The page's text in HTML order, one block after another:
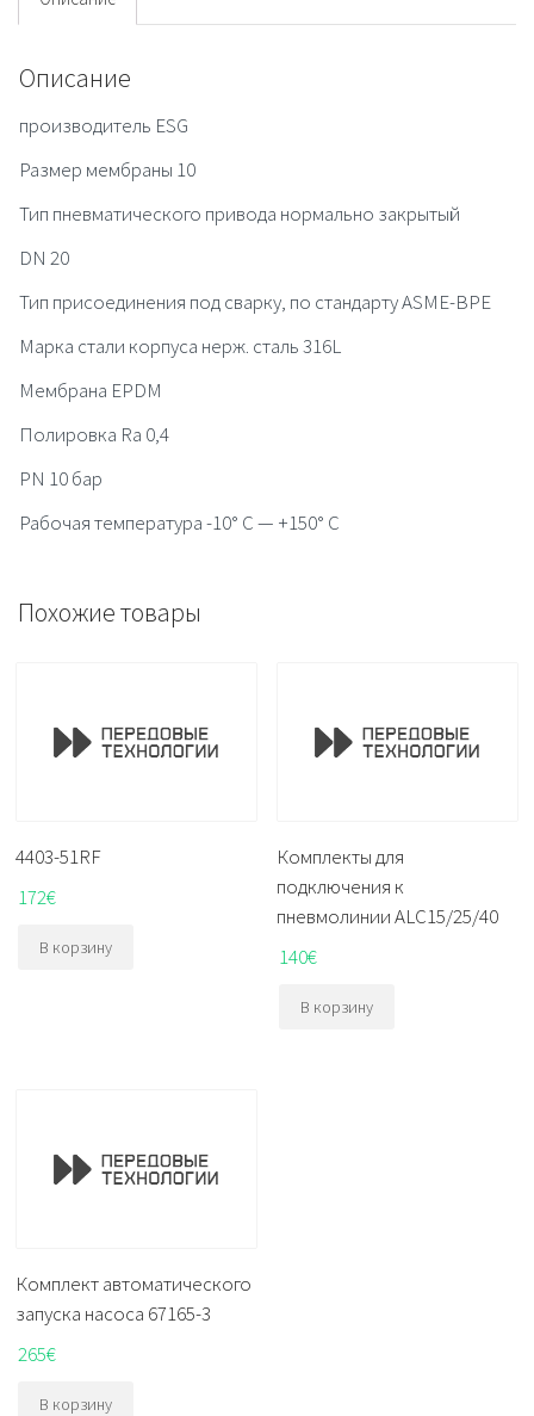
Описание
производитель ESG
Размер мембраны 10
Тип пневматического привода нормально закрытый
DN 20
Тип присоединения под сварку, по стандарту ASME-BPE
Марка стали корпуса нерж. сталь 316L
Мембрана EPDM
Полировка Ra 0,4
PN 10 бар
Рабочая температура -10° C — +150° C
Похожие товары
4403-51RF
172€
В корзину
Комплекты для
подключения к
пневмолинии ALC15/25/40
140€
В корзину
Комплект автоматического
запуска насоса 67165-3
265€
В корзину